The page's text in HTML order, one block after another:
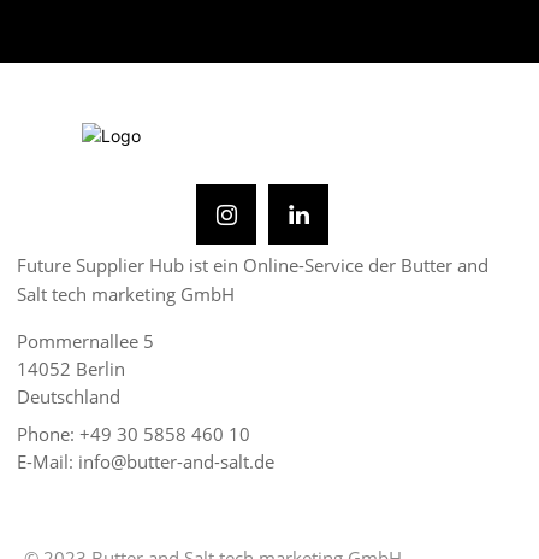
Future Supplier Hub ist ein Online-Service der Butter and
Salt tech marketing GmbH
Pommernallee 5
14052 Berlin
Deutschland
Phone: +49 30 5858 460 10
E-Mail: info@butter-and-salt.de